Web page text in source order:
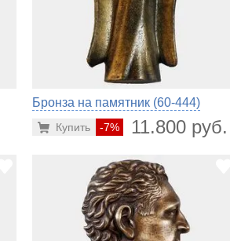
Бронза на памятник (60-444)
-7% 11.800 руб.
Купить